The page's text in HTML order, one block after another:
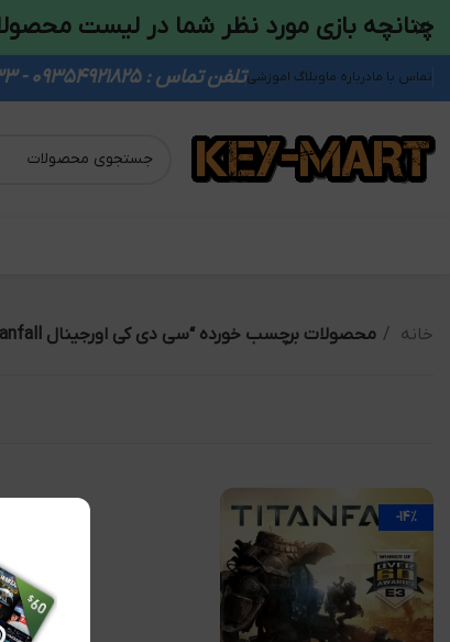
تماس با مادرباره ماوبلاگ اموزشیتلفن تماس : 09354921825 - 09931011833
خانه محصولات برچسب خورده “سی دی کی اورجینال Titanfall”
-14%
چنانچه بازی مورد نظر شما در لیست